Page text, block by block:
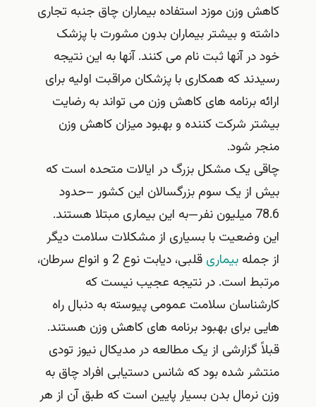
وزن موزد استفاده بیماران چاق جنبه تجاری
و بیشتر بیماران بدون مشورت با پزشک
آنها ثبت نام می کنند. آنها به این نتیجه
که همکاری با پزشکان مراقبت اولیه برای
برنامه های کاهش وزن می تواند به رضایت
شرکت کننده و بهبود میزان کاهش وزن
یک مشکل بزرگ در ایالات متحده است که
یک سوم بزرگسالان این کشور –حدود
با بسیاری از مشکلات سلامت دیگر
بیماری
قلبی، دیابت نوع 2 و انواع سرطان،
است. در نتیجه عجیب نیست که
سلامت عمومی پیوسته به دنبال راه
برای بهبود برنامه های کاهش وزن هستند.
از یک مطالعه در مدیکال نیوز تودی
شده بود که شانس دستیابی افراد چاق به
بدن بسیار پایین است که طبق آن از هر